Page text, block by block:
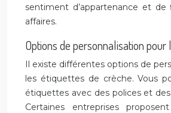
sentiment d’appartenance et de
affaires.
Options de personnalisation pour
Il existe différentes options de
les étiquettes de crèche. Vous
étiquettes avec des polices et
Certaines entreprises